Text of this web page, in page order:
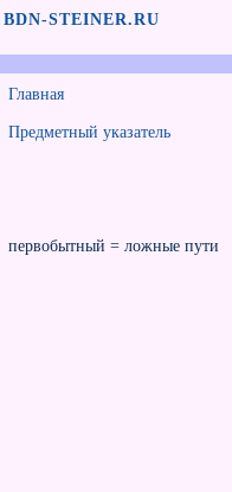
BDN-STEINER.RU
Главная
Предметный указатель
первобытный = ложные пути